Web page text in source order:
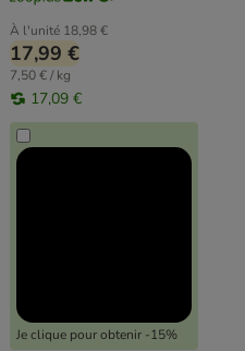
À l'unité 18,98 €
17,99 €
7,50 € / kg
17,09 €
Je clique pour obtenir -15%